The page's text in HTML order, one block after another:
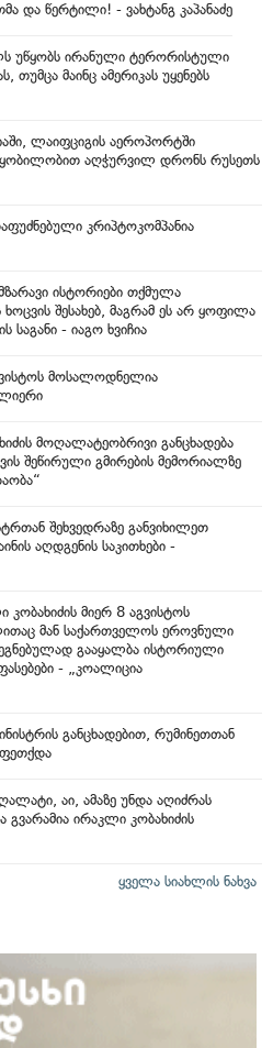
და წერტილი! - ვახტანგ კაპანაძე
უწყობს ირანული ტერორისტული
მაინც ამერიკას უყენებს
ლაიფციგის აეროპორტში
აღჭურვილ დრონს რუსეთს
კრიპტოკომპანია
ისტორიები თქმულა
შესახებ, მაგრამ ეს არ ყოფილა
საგანი - იაგო ხვიჩია
მოსალოდნელია
მოღალატეობრივი განცხადება
შეწირული გმირების მემორიალზე
შეხვედრაზე განვიხილეთ
აღდგენის საკითხები -
მიერ 8 აგვისტოს
მან საქართველოს ეროვნული
გააყალბა ისტორიული
- „კოალიცია
განცხადებით, რუმინეთთან
აი, ამაზე უნდა აღიძრას
გვარამია ირაკლი კობახიძის
ყველა სიახლის ნახვა